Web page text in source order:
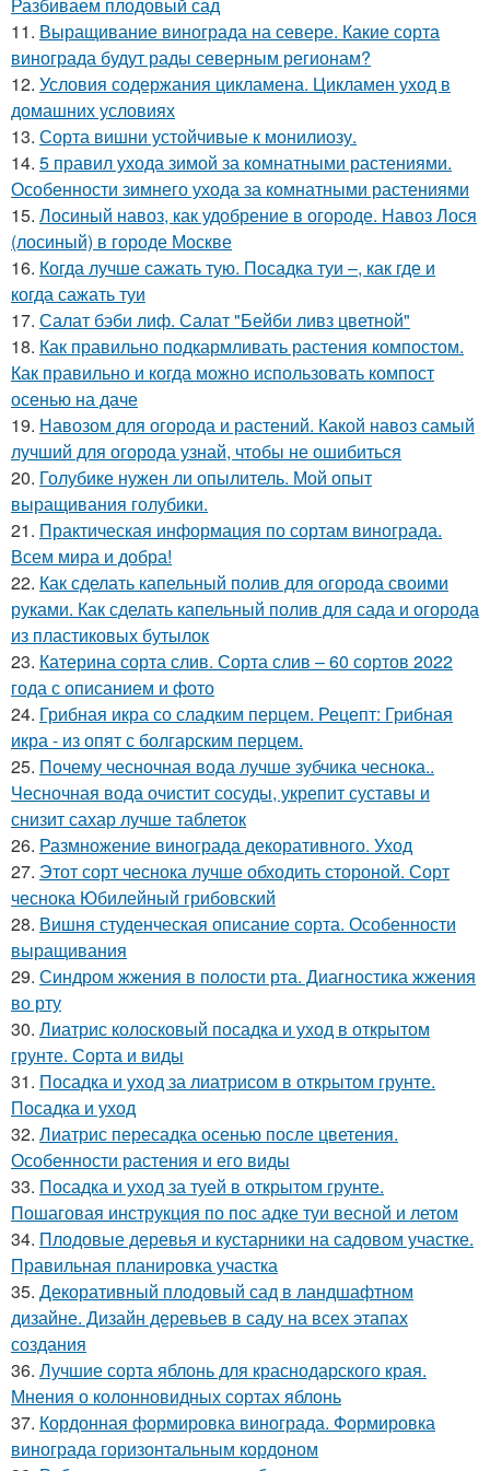
11. Выращивание винограда на севере. Какие сорта
винограда будут рады северным регионам?
12. Условия содержания цикламена. Цикламен уход в
домашних условиях
13. Сорта вишни устойчивые к монилиозу.
14. 5 правил ухода зимой за комнатными растениями.
Особенности зимнего ухода за комнатными растениями
15. Лосиный навоз, как удобрение в огороде. Навоз Лося
(лосиный) в городе Москве
16. Когда лучше сажать тую. Посадка туи –, как где и
когда сажать туи
17. Салат бэби лиф. Салат "Бейби ливз цветной"
18. Как правильно подкармливать растения компостом.
Как правильно и когда можно использовать компост
осенью на даче
19. Навозом для огорода и растений. Какой навоз самый
лучший для огорода узнай, чтобы не ошибиться
20. Голубике нужен ли опылитель. Мой опыт
выращивания голубики.
21. Практическая информация по сортам винограда.
Всем мира и добра!
22. Как сделать капельный полив для огорода своими
руками. Как сделать капельный полив для сада и огорода
из пластиковых бутылок
23. Катерина сорта слив. Сорта слив – 60 сортов 2022
года с описанием и фото
24. Грибная икра со сладким перцем. Рецепт: Грибная
икра - из опят с болгарским перцем.
25. Почему чесночная вода лучше зубчика чеснока..
Чесночная вода очистит сосуды, укрепит суставы и
снизит сахар лучше таблеток
26. Размножение винограда декоративного. Уход
27. Этот сорт чеснока лучше обходить стороной. Сорт
чеснока Юбилейный грибовский
28. Вишня студенческая описание сорта. Особенности
выращивания
29. Синдром жжения в полости рта. Диагностика жжения
во рту
30. Лиатрис колосковый посадка и уход в открытом
грунте. Сорта и виды
31. Посадка и уход за лиатрисом в открытом грунте.
Посадка и уход
32. Лиатрис пересадка осенью после цветения.
Особенности растения и его виды
33. Посадка и уход за туей в открытом грунте.
Пошаговая инструкция по пос адке туи весной и летом
34. Плодовые деревья и кустарники на садовом участке.
Правильная планировка участка
35. Декоративный плодовый сад в ландшафтном
дизайне. Дизайн деревьев в саду на всех этапах
создания
36. Лучшие сорта яблонь для краснодарского края.
Мнения о колонновидных сортах яблонь
37. Кордонная формировка винограда. Формировка
винограда горизонтальным кордоном